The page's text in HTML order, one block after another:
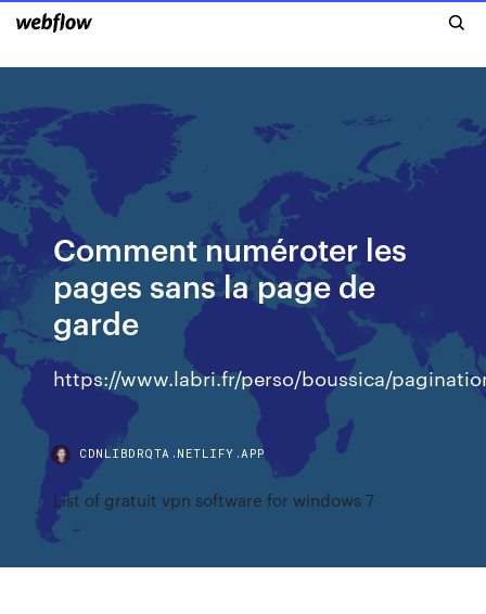
Comment numéroter les
pages sans la page de
garde
https://www.labri.fr/perso/boussica/
CDNLIBDRQTA.NETLIFY.APP
List of gratuit vpn software for windows 7